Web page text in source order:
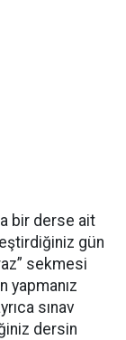
bir derse ait
gün
sekmesi
yapmanız
sınav
dersin